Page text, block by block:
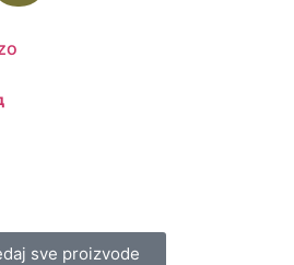
sve proizvode